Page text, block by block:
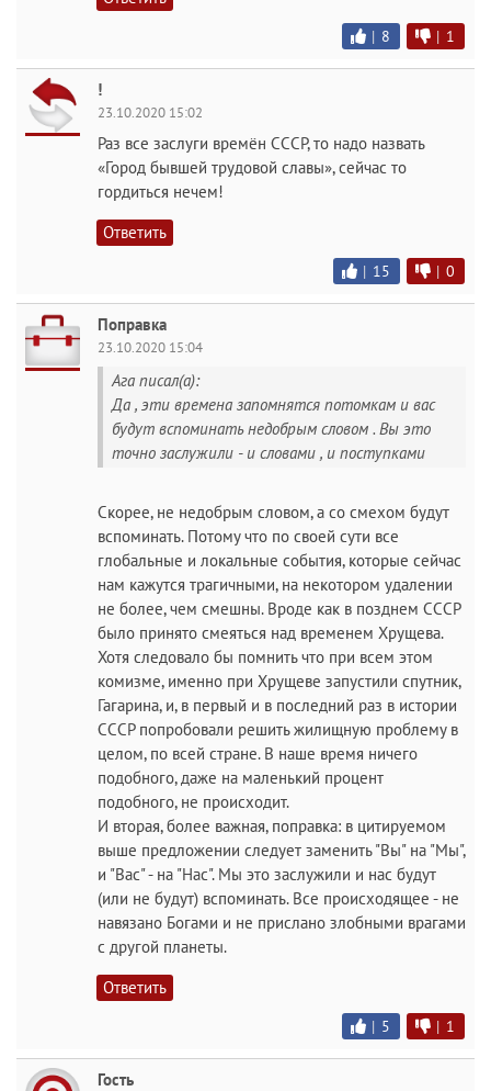
| 8 | 1
!
23.10.2020 15:02
Раз все заслуги времён СССР, то надо назвать
«Город бывшей трудовой славы», сейчас то
гордиться нечем!
Ответить
| 15 | 0
Поправка
23.10.2020 15:04
Ага писал(а):
Да , эти времена запомнятся потомкам и вас
будут вспоминать недобрым словом . Вы это
точно заслужили - и словами , и поступками
Скорее, не недобрым словом, а со смехом будут
вспоминать. Потому что по своей сути все
глобальные и локальные события, которые сейчас
нам кажутся трагичными, на некотором удалении
не более, чем смешны. Вроде как в позднем СССР
было принято смеяться над временем Хрущева.
Хотя следовало бы помнить что при всем этом
комизме, именно при Хрущеве запустили спутник,
Гагарина, и, в первый и в последний раз в истории
СССР попробовали решить жилищную проблему в
целом, по всей стране. В наше время ничего
подобного, даже на маленький процент
подобного, не происходит.
И вторая, более важная, поправка: в цитируемом
выше предложении следует заменить "Вы" на "Мы",
и "Вас" - на "Нас". Мы это заслужили и нас будут
(или не будут) вспоминать. Все происходящее - не
навязано Богами и не прислано злобными врагами
с другой планеты.
Ответить
| 5 | 1
Гость